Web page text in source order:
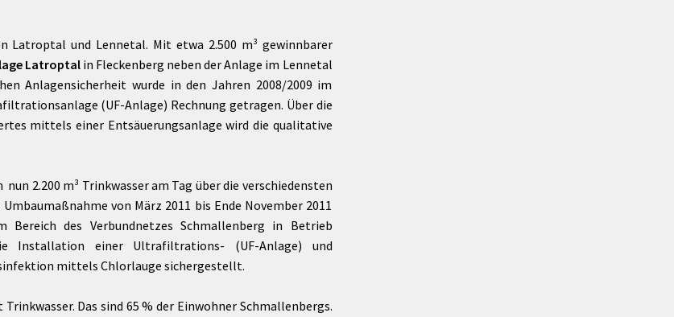
Latroptal und Lennetal. Mit etwa 2.500 m³ gewinnbarer
Latroptalin Fleckenberg neben der Anlage im Lennetal
Anlagensicherheit wurde in den Jahren 2008/2009 im
(UF-Anlage) Rechnung getragen. Über die
mittels einer Entsäuerungsanlage wird die qualitative
2.200 m³ Trinkwasser am Tag über die verschiedensten
von März 2011 bis Ende November 2011
des Verbundnetzes Schmallenberg in Betrieb
Installation einer Ultrafiltrations- (UF-Anlage) und
mittels Chlorlauge sichergestellt.
Das sind 65 % der Einwohner Schmallenbergs.